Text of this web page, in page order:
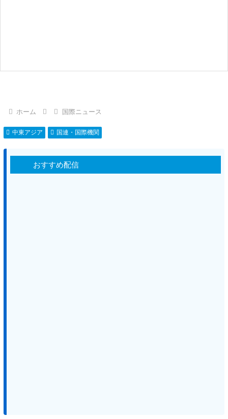
ホーム 国際ニュース
中東アジア 国連・国際機関
おすすめ配信